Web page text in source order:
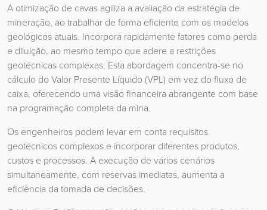
A otimização de cavas agiliza a avaliação da estratégia de
mineração, ao trabalhar de forma eficiente com os modelos
geológicos atuais. Incorpora rapidamente fatores como perda
e diluição, ao mesmo tempo que adere a restrições
geotécnicas complexas. Esta abordagem concentra-se no
cálculo do Valor Presente Líquido (VPL) em vez do fluxo de
caixa, oferecendo uma visão financeira abrangente com base
na programação completa da mina.
Os engenheiros podem levar em conta requisitos
geotécnicos complexos e incorporar diferentes produtos,
custos e processos. A execução de vários cenários
simultaneamente, com reservas imediatas, aumenta a
eficiência da tomada de decisões.